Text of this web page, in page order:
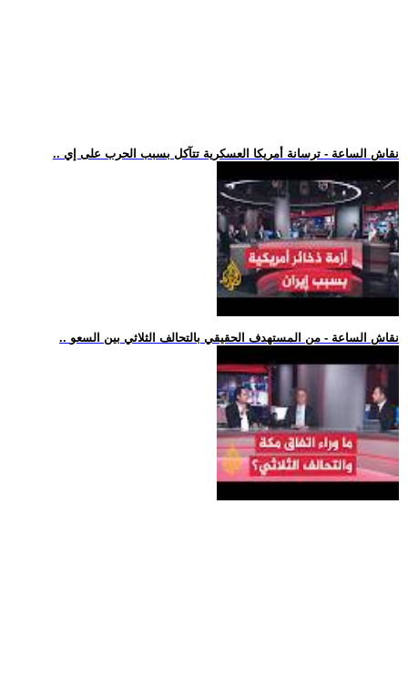
.. نقاش الساعة - ترسانة أمريكا العسكرية تتآكل بسبب الحرب على إي
.. نقاش الساعة - من المستهدف الحقيقي بالتحالف الثلاثي بين السعو